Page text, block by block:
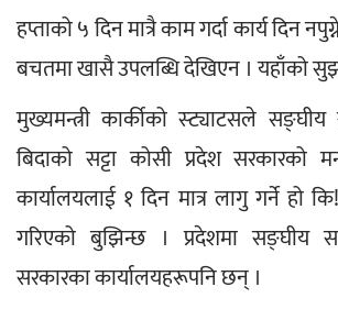
हप्ताको ५ दिन मात्रै काम गर्दा कार्य दिन
बचतमा खासै उपलब्धि देखिएन । यहाँको
मुख्यमन्त्री कार्कीको स्ट्याटसले
बिदाको सट्टा कोसी प्रदेश सरकारको
कार्यालयलाई १ दिन मात्र लागु गर्ने हो
गरिएको बुझिन्छ । प्रदेशमा सङ्घीय
सरकारका कार्यालयहरूपनि छन् ।